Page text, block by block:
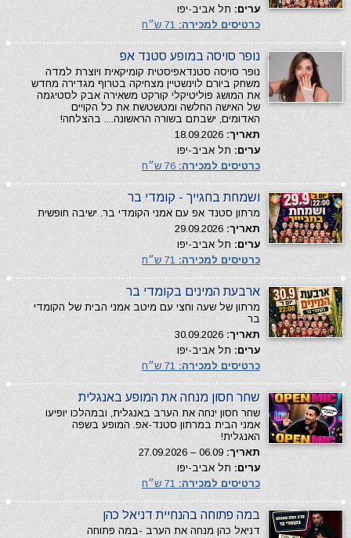
ערים: תל אביב-יפו
כרטיסים למכירה:
נופר סויסה במופע סטנד אפ
נופר סויסה סטנדאפיסטית קומיקאית ויוצרת למדה
משחק ביורם לוינשטיין מצחיקה בטרוף מגדירה מחדש
את המושג פוליטיקלי קורקט משאירה אבק לסטיגמה
של האישה החלשה ומטשטשת את כל הקויים
האדומים, ישבתם בשורה הראשונה.... בהצלחה!
תאריך:
ערים: תל אביב-יפו
כרטיסים למכירה:
ושמחת בחגייך - קומדי בר
מרתון סטנד אפ עם אמני הקומדי בר. ישיבה חופשית
תאריך:
ערים: תל אביב-יפו
כרטיסים למכירה:
ארבעת המינים בקומדי בר
מרתון של שעה וחצי עם מיטב אמני הבית של הקומדי
בר
תאריך:
ערים: תל אביב-יפו
כרטיסים למכירה:
שחר חסון מנחה את המופע באנגלית
שחר חסון ינחה את הערב באנגלית, ובמהלכו יופיעו
אמני הבית במרתון סטנד-אפ. המופע בשפה
האנגלית!
תאריך:
ערים: תל אביב-יפו
כרטיסים למכירה:
במה פתוחה בהנחיית דניאל כהן
דניאל כהן מנחה את הערב -במה פתוחה